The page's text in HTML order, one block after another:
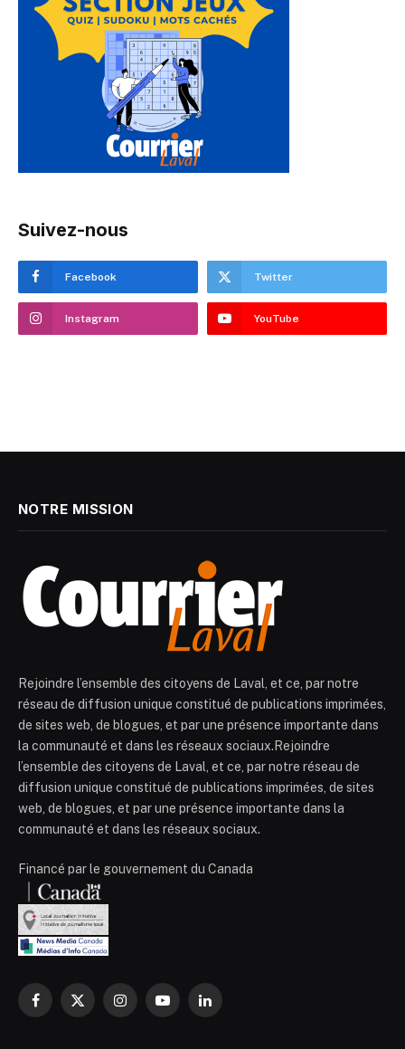
Suivez-nous
Facebook Twitter
Instagram YouTube
NOTRE MISSION
Rejoindre l’ensemble des citoyens de Laval, et ce, par notre
réseau de diffusion unique constitué de publications imprimées,
de sites web, de blogues, et par une présence importante dans
la communauté et dans les réseaux sociaux.Rejoindre
l’ensemble des citoyens de Laval, et ce, par notre réseau de
diffusion unique constitué de publications imprimées, de sites
web, de blogues, et par une présence importante dans la
communauté et dans les réseaux sociaux.
Financé par le gouvernement du Canada
Facebook
X
InstagramYouTubeLinkedIn